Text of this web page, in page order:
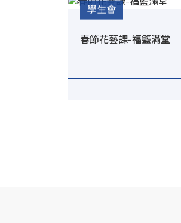
學生會
春節花藝課-福籃滿堂